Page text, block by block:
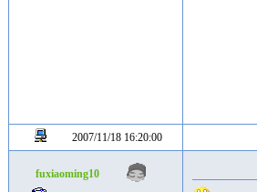
2007/11/18 16:20:00
fuxiaoming10